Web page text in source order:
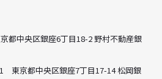
中央区銀座6丁目18-2 野村不動産銀
東京都中央区銀座7丁目17-14 松岡銀